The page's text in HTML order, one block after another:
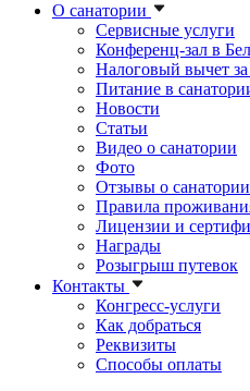
О санатории
Сервисные услуги
Конференц-зал в
Налоговый вычет
Питание в
Новости
Статьи
Видео о санатории
Фото
Отзывы о санатории
Правила
Лицензии и
Награды
Розыгрыш путевок
Контакты
Конгресс-услуги
Как добраться
Реквизиты
Способы оплаты